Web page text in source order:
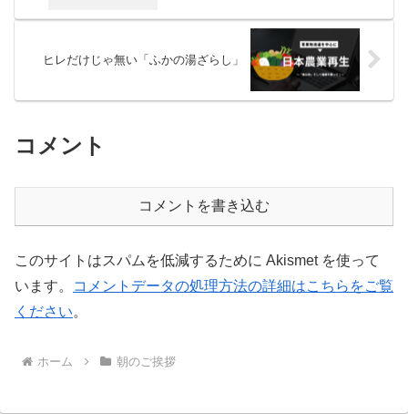
ヒレだけじゃ無い「ふかの湯ざらし」
コメント
コメントを書き込む
このサイトはスパムを低減するために Akismet を使って
います。
コメントデータの処理方法の詳細はこちらをご覧
ください。
ホーム 朝のご挨拶